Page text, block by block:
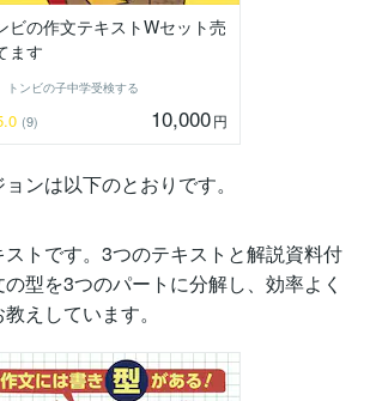
ビの作文テキストWセット売
ます
トンビの子中学受検する
(9) 10,000円
ンは以下のとおりです。
トです。3つのテキストと解説資料付
型を3つのパートに分解し、効率よく
えしています。